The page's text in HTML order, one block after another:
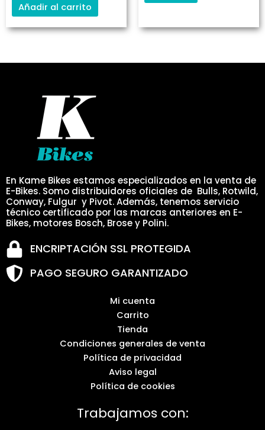
Añadir al carrito
En Kame Bikes estamos especializados en la venta de
E-Bikes. Somo distribuidores oficiales de Bulls, Rotwild,
Conway, Fulgur y Pivot. Además, tenemos servicio
técnico certificado por las marcas anteriores en E-
Bikes, motores Bosch, Brose y Polini.
ENCRIPTACIÓN SSL PROTEGIDA
PAGO SEGURO GARANTIZADO
Mi cuenta
Carrito
Tienda
Condiciones generales de venta
Política de privacidad
Aviso legal
Política de cookies
Trabajamos con: